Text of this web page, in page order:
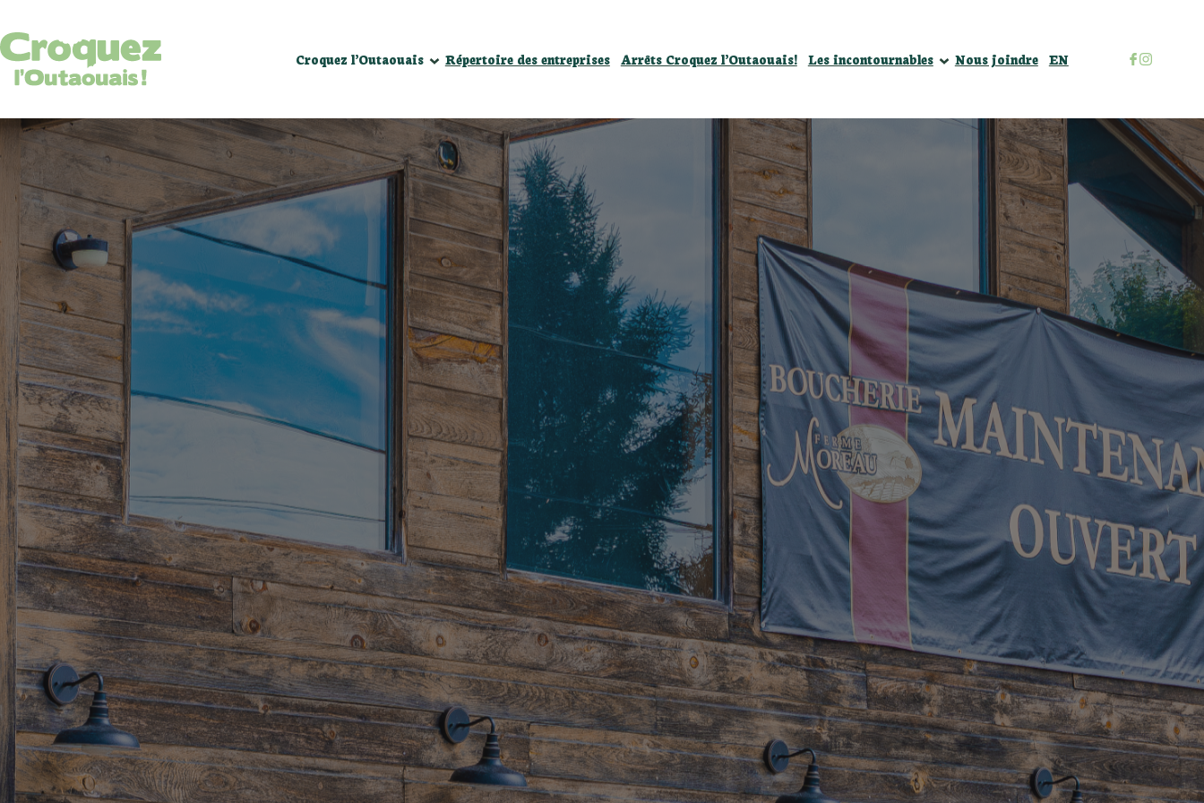
Croquez l’Outaouais Répertoire des entreprises Arrêts Croquez l’Outaouais! Les incontournables Nous joindre EN